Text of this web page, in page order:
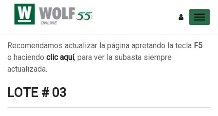
Recomendamos actualizar la página apretando la tecla F5
o haciendo clic aquí, para ver la subasta siempre
actualizada.
LOTE # 03